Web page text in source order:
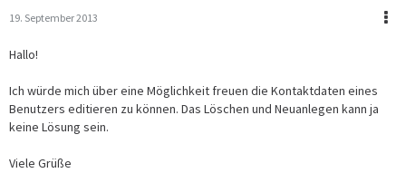
19. September 2013
Hallo!
Ich würde mich über eine Möglichkeit freuen die Kontaktdaten eines
Benutzers editieren zu können. Das Löschen und Neuanlegen kann ja
keine Lösung sein.
Viele Grüße